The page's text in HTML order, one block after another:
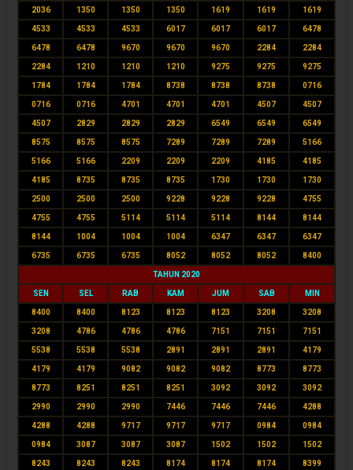
2036 1350 1350 1350 1619 1619 1619
4533 4533 4533 6017 6017 6017 6478
6478 6478 9670 9670 9670 2284 2284
2284 1210 1210 1210 9275 9275 9275
1784 1784 1784 8738 8738 8738 0716
0716 0716 4701 4701 4701 4507 4507
4507 2829 2829 2829 6549 6549 6549
8575 8575 8575 7289 7289 7289 5166
5166 5166 2209 2209 2209 4185 4185
4185 8735 8735 8735 1730 1730 1730
2500 2500 2500 9228 9228 9228 4755
4755 4755 5114 5114 5114 8144 8144
8144 1004 1004 1004 6347 6347 6347
6735 6735 6735 8052 8052 8052 8400
TAHUN 2020
SEN SEL RAB KAM JUM SAB MIN
8400 8400 8123 8123 8123 3208 3208
3208 4786 4786 4786 7151 7151 7151
5538 5538 5538 2891 2891 2891 4179
4179 4179 9082 9082 9082 8773 8773
8773 8251 8251 8251 3092 3092 3092
2990 2990 2990 7446 7446 7446 4288
4288 4288 9717 9717 9717 0984 0984
0984 3087 3087 3087 1502 1502 1502
8243 8243 8243 8174 8174 8174 8399